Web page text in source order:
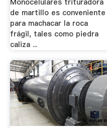
de martillo es conveniente
para machacar la roca
frágil, tales como piedra
caliza ...